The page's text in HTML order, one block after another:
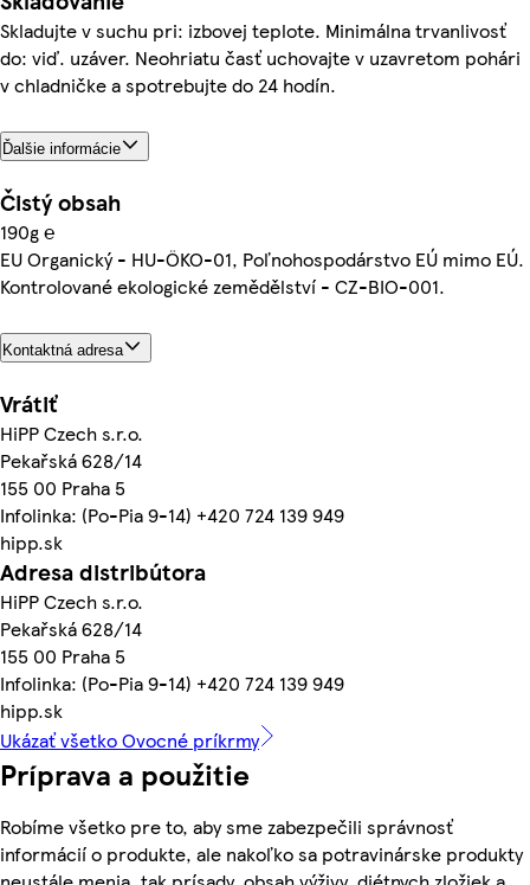
Skladujte v suchu pri: izbovej teplote. Minimálna trvanlivosť
do: viď. uzáver. Neohriatu časť uchovajte v uzavretom pohári
v chladničke a spotrebujte do 24 hodín.
Ďalšie informácie
Čistý obsah
190g ℮
EU Organický - HU-ÖKO-01, Poľnohospodárstvo EÚ mimo EÚ.
Kontrolované ekologické zemědělství - CZ-BIO-001.
Kontaktná adresa
Vrátiť
HiPP Czech s.r.o.
Pekařská 628/14
155 00 Praha 5
Infolinka: (Po-Pia 9-14) +420 724 139 949
hipp.sk
Adresa distribútora
HiPP Czech s.r.o.
Pekařská 628/14
155 00 Praha 5
Infolinka: (Po-Pia 9-14) +420 724 139 949
hipp.sk
Ukázať všetko Ovocné príkrmy
Príprava a použitie
Robíme všetko pre to, aby sme zabezpečili správnosť
informácií o produkte, ale nakoľko sa potravinárske produkty